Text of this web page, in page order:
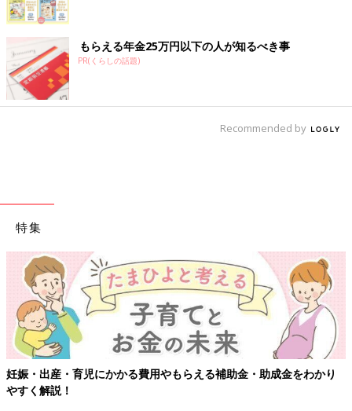
もらえる年金25万円以下の人が知るべき事
PR(くらしの話題)
Recommended by
特集
助金・助成金をわかり
【ワクチン接種できるものも】妊婦の感